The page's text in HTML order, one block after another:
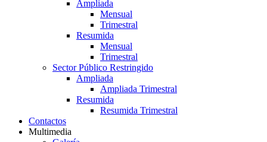
Ampliada
Mensual
Trimestral
Resumida
Mensual
Trimestral
Sector Público Restringido
Ampliada
Ampliada Trimestral
Resumida
Resumida Trimestral
Contactos
Multimedia